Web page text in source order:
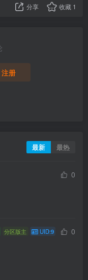
分享 收藏 1
注册
最新 最热
0
分区版主 UID:9
0